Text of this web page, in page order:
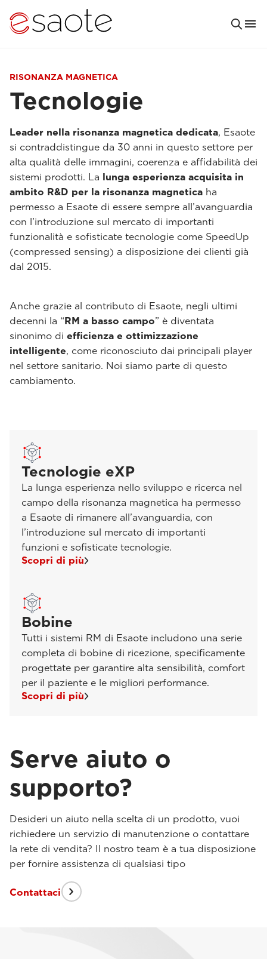
RISONANZA MAGNETICA
Tecnologie
Leader nella risonanza magnetica dedicata, Esaote
si contraddistingue da 30 anni in questo settore per
alta qualità delle immagini, coerenza e affidabilità dei
sistemi prodotti. La lunga esperienza acquisita in
ambito R&D per la risonanza magnetica ha
permesso a Esaote di essere sempre all’avanguardia
con l’introduzione sul mercato di importanti
funzionalità e sofisticate tecnologie come SpeedUp
(compressed sensing) a disposizione dei clienti già
dal 2015.
Anche grazie al contributo di Esaote, negli ultimi
decenni la “RM a basso campo” è diventata
sinonimo di efficienza e ottimizzazione
intelligente, come riconosciuto dai principali player
nel settore sanitario. Noi siamo parte di questo
cambiamento.
Tecnologie eXP
La lunga esperienza nello sviluppo e ricerca nel
campo della risonanza magnetica ha permesso
a Esaote di rimanere all’avanguardia, con
l’introduzione sul mercato di importanti
funzioni e sofisticate tecnologie.
Scopri di più
Bobine
Tutti i sistemi RM di Esaote includono una serie
completa di bobine di ricezione, specificamente
progettate per garantire alta sensibilità, comfort
per il paziente e le migliori performance.
Scopri di più
Serve aiuto o
supporto?
Desideri un aiuto nella scelta di un prodotto, vuoi
richiedere un servizio di manutenzione o contattare
la rete di vendita? Il nostro team è a tua disposizione
per fornire assistenza di qualsiasi tipo
Contattaci